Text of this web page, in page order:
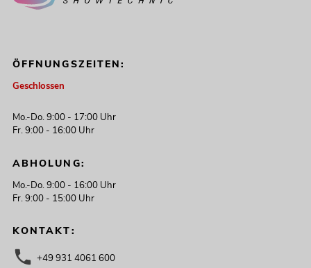
ÖFFNUNGSZEITEN:
Geschlossen
Mo.-Do. 9:00 - 17:00 Uhr
Fr. 9:00 - 16:00 Uhr
ABHOLUNG:
Mo.-Do. 9:00 - 16:00 Uhr
Fr. 9:00 - 15:00 Uhr
KONTAKT:
+49 931 4061 600